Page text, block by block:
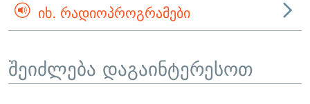
ᲘᲮ. ᲠᲐᲓᲘᲝᲞᲠᲝᲒᲠᲐᲛᲔᲑᲘ
შეიძლება დაგაინტერესოთ